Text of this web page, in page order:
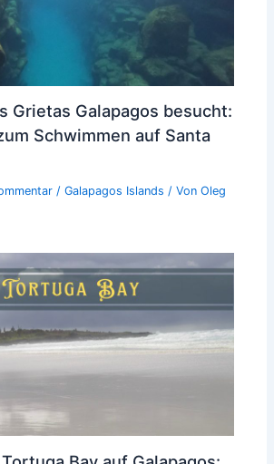
Grietas Galapagos besucht:
Schwimmen auf Santa
/Galapagos Islands / VonOleg